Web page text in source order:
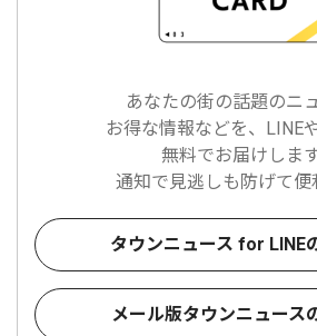
あなたの街の話題のニ
お得な情報などを、LINE
無料でお届けします
通知で見逃しも防げて便
タウンニュース for LINE
メール版タウンニュース